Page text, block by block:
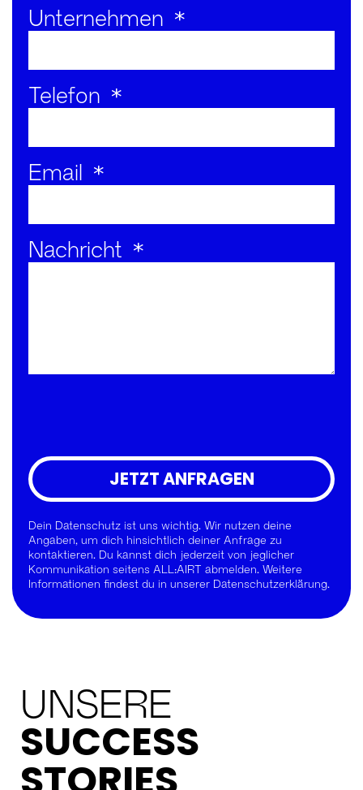
Unternehmen
Telefon
Email
Nachricht
JETZT ANFRAGEN
Dein Datenschutz ist uns wichtig. Wir nutzen deine
Angaben, um dich hinsichtlich deiner Anfrage zu
kontaktieren. Du kannst dich jederzeit von jeglicher
Kommunikation seitens ALL:AIRT abmelden. Weitere
Informationen findest du in unserer Datenschutzerklärung.
UNSERE
SUCCESS